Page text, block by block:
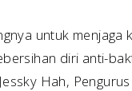
untuk
diri anti-
Hah,